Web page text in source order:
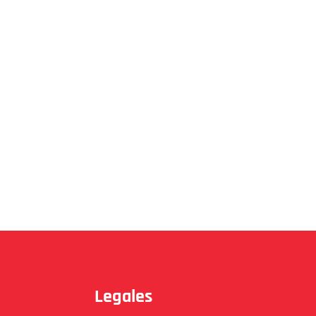
Legales